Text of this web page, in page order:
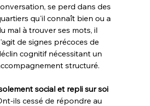
se perd dans des
qu'il connaît bien ou a
mal à trouver ses mots, il
de signes précoces de
cognitif nécessitant un
structuré.
social et repli sur soi
ils cessé de répondre au